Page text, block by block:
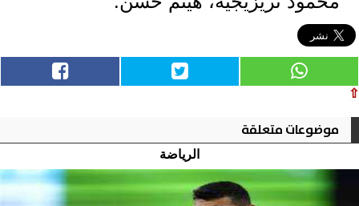
⇧
موضوعات متعلقة
الرياضة